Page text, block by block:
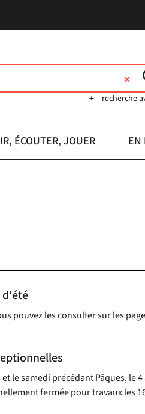
recherche
ÉCOUTER, JOUER EN
pouvez les consulter sur les
le samedi précédant Pâques, le 4
fermée pour travaux les